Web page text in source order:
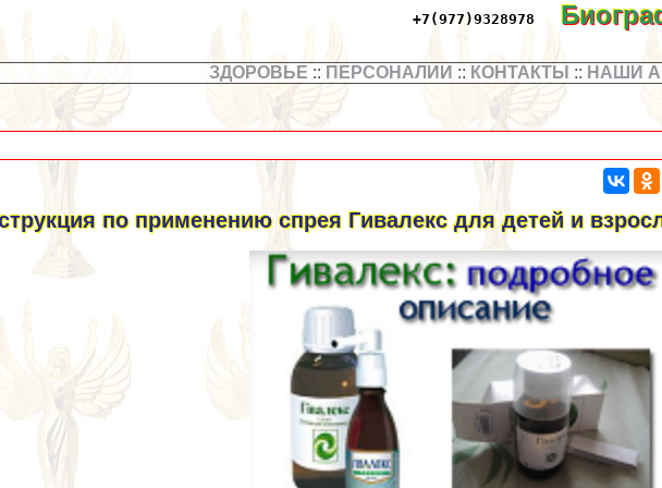
+7(977)9328978
ЗДОРОВЬЕ :: ПЕРСОНАЛИИ :: КОНТАКТЫ :: НАШИ
по применению спрея Гивалекс для детей и